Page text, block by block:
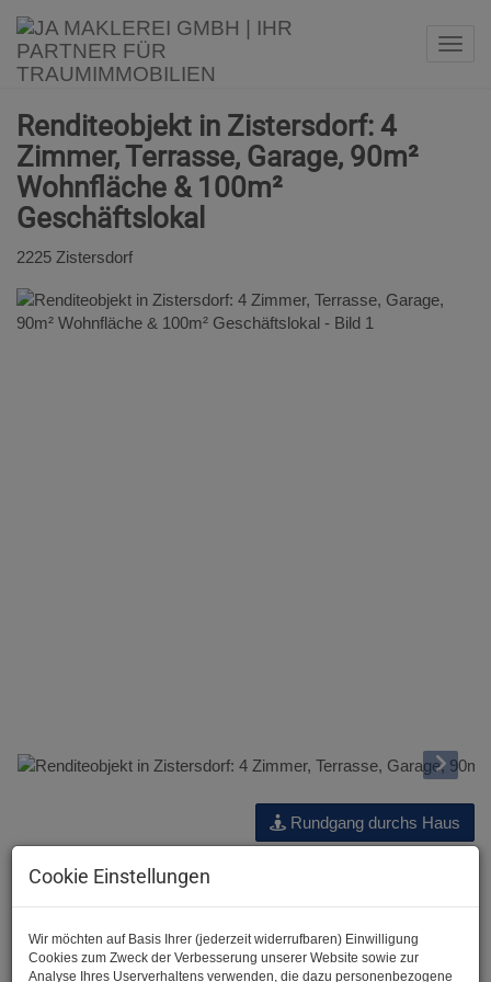
Renditeobjekt in Zistersdorf: 4
Zimmer, Terrasse, Garage, 90m²
Wohnfläche & 100m²
Geschäftslokal
2225 Zistersdorf
Rundgang durchs Haus
Beschreibung
Wir freuen uns, Ihnen dieses vielseitige Objekt im Herzen von
Zistersdorf anbieten zu dürfen!
Cookie Einstellungen
Wir möchten auf Basis Ihrer (jederzeit widerrufbaren) Einwilligung
Cookies zum Zweck der Verbesserung unserer Website sowie zur
Analyse Ihres Userverhaltens verwenden, die dazu personenbezogene